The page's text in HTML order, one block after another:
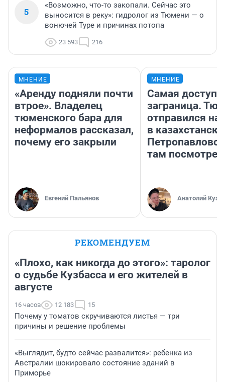
5
«Возможно, что-то закопали. Сейчас это
выносится в реку»: гидролог из Тюмени — о
вонючей Туре и причинах потопа
23 593 216
МНЕНИЕ
«Аренду подняли почти
втрое». Владелец
тюменского бара для
неформалов рассказал,
почему его закрыли
Евгений Пальянов
МНЕНИЕ
Самая
заграница.
отправился
в
там
Анатолий
РЕКОМЕНДУЕМ
«Плохо, как никогда до этого»: таролог
о судьбе Кузбасса и его жителей в
августе
16 часов 12 183 15
Почему у томатов скручиваются листья — три
причины и решение проблемы
«Выглядит, будто сейчас развалится»: ребенка из
Австралии шокировало состояние зданий в
Приморье